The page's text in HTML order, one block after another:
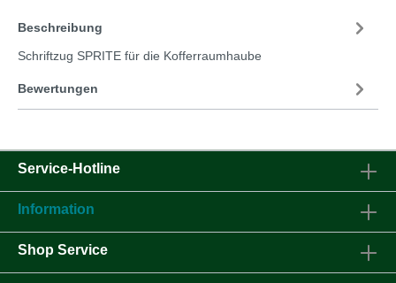
Beschreibung
Schriftzug SPRITE für die Kofferraumhaube
Bewertungen
Service-Hotline
Information
Shop Service